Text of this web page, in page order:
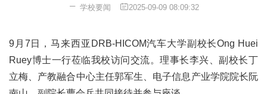
学校要闻 2025-09-09 08:09:32
9月7日，马来西亚DRB-HICOM汽车大学副校长Ong Huei
Ruey博士一行莅临我校访问交流。理事长李兴、副校长丁
立梅、产教融合中心主任郭军生、电子信息产业学院院长阮